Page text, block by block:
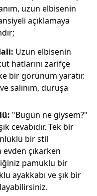
uzun elbisenin
açıklamaya
Uzun elbisenin
hatlarını zarifçe
bir görünüm yaratır.
salınım, duruşa
"Bugün ne giysem?"
cevabıdır. Tek bir
bir stil
evden çıkarken
pamuklu bir
ayakkabı ve şık bir